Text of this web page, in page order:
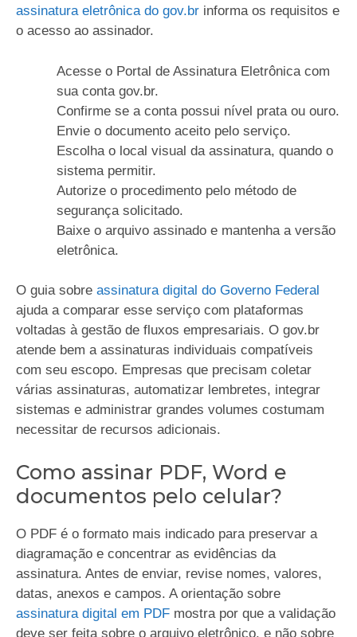
assinatura eletrônica do gov.br informa os requisitos e
o acesso ao assinador.
Acesse o Portal de Assinatura Eletrônica com
sua conta gov.br.
Confirme se a conta possui nível prata ou ouro.
Envie o documento aceito pelo serviço.
Escolha o local visual da assinatura, quando o
sistema permitir.
Autorize o procedimento pelo método de
segurança solicitado.
Baixe o arquivo assinado e mantenha a versão
eletrônica.
O guia sobre assinatura digital do Governo Federal
ajuda a comparar esse serviço com plataformas
voltadas à gestão de fluxos empresariais. O gov.br
atende bem a assinaturas individuais compatíveis
com seu escopo. Empresas que precisam coletar
várias assinaturas, automatizar lembretes, integrar
sistemas e administrar grandes volumes costumam
necessitar de recursos adicionais.
Como assinar PDF, Word e
documentos pelo celular?
O PDF é o formato mais indicado para preservar a
diagramação e concentrar as evidências da
assinatura. Antes de enviar, revise nomes, valores,
datas, anexos e campos. A orientação sobre
assinatura digital em PDF mostra por que a validação
deve ser feita sobre o arquivo eletrônico, e não sobre